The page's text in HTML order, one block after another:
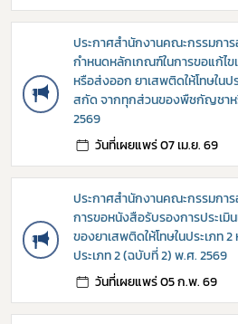
ประกาศสำนักงานคณะกรรมการ
กำหนดหลักเกณฑ์ในการขอแก้ไข
หรือส่งออก ยาเสพติดให้โทษในป
สกัด จากทุกส่วนของพืชกัญชา
2569
วันที่เผยแพร่ 07 เม.ย. 69
ประกาศสำนักงานคณะกรรมการ
การขอหนังสือรับรองการประเมิ
ของยาเสพติดให้โทษในประเภท
ประเภท 2 (ฉบับที่ 2) พ.ศ. 2569
วันที่เผยแพร่ 05 ก.พ. 69
เลือกหัวข้อที่ท่านต้องกา
กฎหมาย
การขออนุญาต
ข่าวประชาสัมพันธ์